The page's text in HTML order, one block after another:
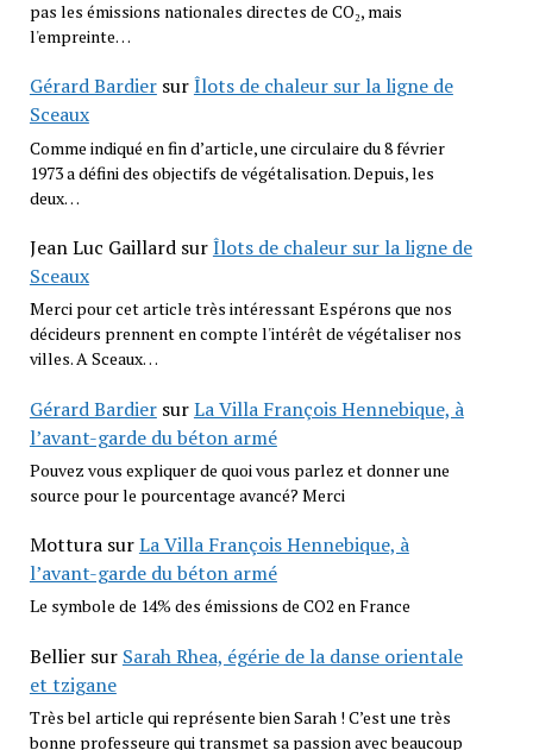
pas les émissions nationales directes de CO₂, mais
l'empreinte…
Gérard BardiersurÎlots de chaleur sur la ligne de
Sceaux
Comme indiqué en fin d’article, une circulaire du 8 février
1973 a défini des objectifs de végétalisation. Depuis, les
deux…
Jean Luc GaillardsurÎlots de chaleur sur la ligne de
Sceaux
Merci pour cet article très intéressant Espérons que nos
décideurs prennent en compte l'intérêt de végétaliser nos
villes. A Sceaux…
Gérard BardiersurLa Villa François Hennebique, à
l’avant-garde du béton armé
Pouvez vous expliquer de quoi vous parlez et donner une
source pour le pourcentage avancé? Merci
MotturasurLa Villa François Hennebique, à
l’avant-garde du béton armé
Le symbole de 14% des émissions de CO2 en France
Belliersur Sarah Rhea, égérie de la danse orientale
et tzigane
Très bel article qui représente bien Sarah ! C’est une très
bonne professeure qui transmet sa passion avec beaucoup